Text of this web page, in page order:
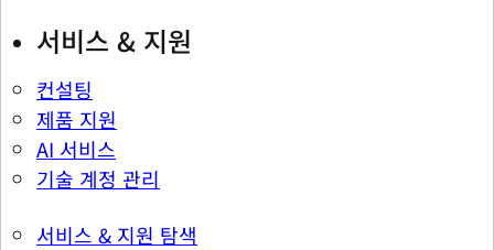
서비스 & 지원
컨설팅
제품 지원
AI 서비스
기술 계정 관리
서비스 & 지원 탐색